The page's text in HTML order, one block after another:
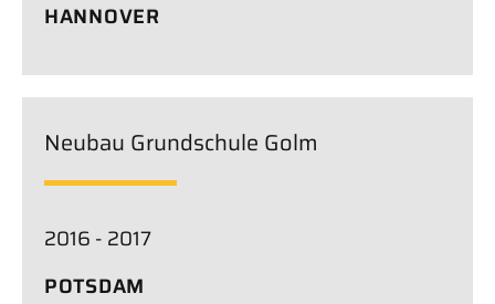
HANNOVER
Neubau Grundschule Golm
2016 - 2017
POTSDAM